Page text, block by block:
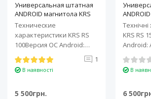
Универсальная штатная
ANDROID магнитола KRS
RS 100 9" 1/32 GB
Технические
характеристики KRS RS
100Версия ОС Android:
Android 11Процессор: 4-
ядерный ARM Cortex-A7..
1
В наявності
5 500грн.
RS 150
KRS RS
Android:
Cortex-
В
6